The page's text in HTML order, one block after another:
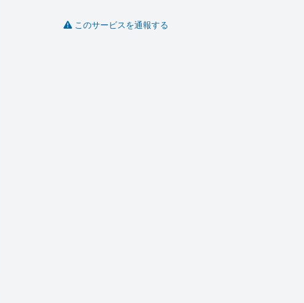
このサービスを通報する